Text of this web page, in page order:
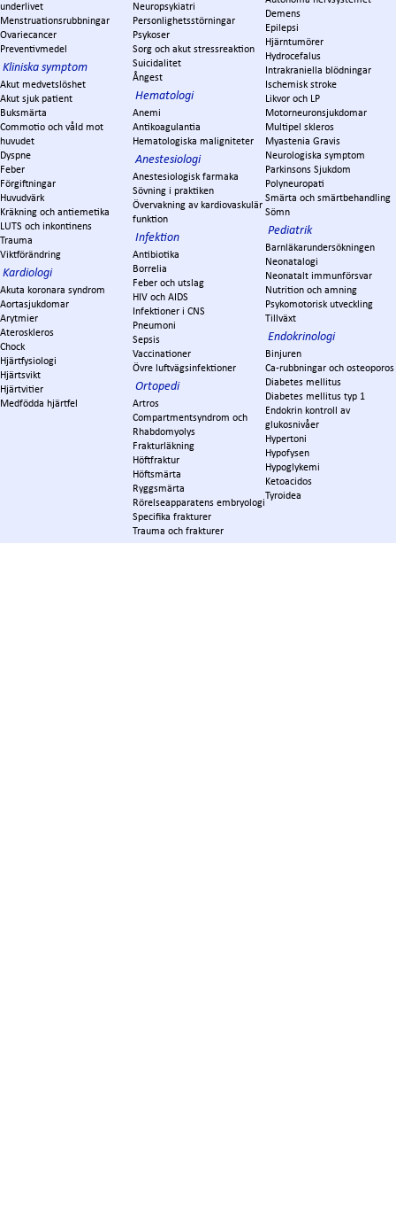
underlivet
Menstruationsrubbningar
Ovariecancer
Preventivmedel
Kliniska symptom
Akut medvetslöshet
Akut sjuk patient
Buksmärta
Commotio och våld mot
huvudet
Dyspne
Feber
Förgiftningar
Huvudvärk
Kräkning och antiemetika
LUTS och inkontinens
Trauma
Viktförändring
Kardiologi
Akuta koronara syndrom
Aortasjukdomar
Arytmier
Ateroskleros
Chock
Hjärtfysiologi
Hjärtsvikt
Hjärtvitier
Medfödda hjärtfel
Neuropsykiatri
Personlighetsstörningar
Psykoser
Sorg och akut stressreaktion
Suicidalitet
Ångest
Hematologi
Anemi
Antikoagulantia
Hematologiska maligniteter
Anestesiologi
Anestesiologisk farmaka
Sövning i praktiken
Övervakning av kardiovaskulär
funktion
Infektion
Antibiotika
Borrelia
Feber och utslag
HIV och AIDS
Infektioner i CNS
Pneumoni
Sepsis
Vaccinationer
Övre luftvägsinfektioner
Ortopedi
Artros
Compartmentsyndrom och
Rhabdomyolys
Frakturläkning
Höftfraktur
Höftsmärta
Ryggsmärta
Rörelseapparatens embryologi
Specifika frakturer
Trauma och frakturer
Demens
Epilepsi
Hjärntumörer
Hydrocefalus
Intrakraniella blödningar
Ischemisk stroke
Likvor och LP
Motorneuronsjukdomar
Multipel skleros
Myastenia Gravis
Neurologiska symptom
Parkinsons Sjukdom
Polyneuropati
Smärta och smärtbehandling
Sömn
Pediatrik
Barnläkarundersökningen
Neonatalogi
Neonatalt immunförsvar
Nutrition och amning
Psykomotorisk utveckling
Tillväxt
Endokrinologi
Binjuren
Ca-rubbningar och osteoporos
Diabetes mellitus
Diabetes mellitus typ 1
Endokrin kontroll av
glukosnivåer
Hypertoni
Hypofysen
Hypoglykemi
Ketoacidos
Tyroidea